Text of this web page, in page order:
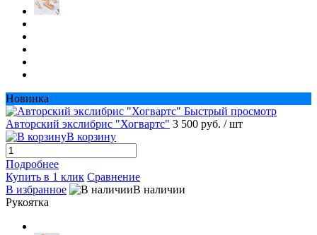
Новинка
Быстрый просмотр
Авторский экслибрис "Хогвартс" 3 500 руб. / шт
В корзину
Подробнее
Купить в 1 клик Сравнение
В избранное
В наличии
Рукоятка